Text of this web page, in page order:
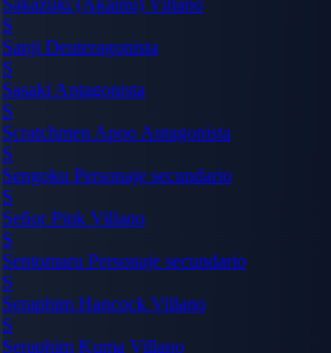
S
Sanji Deuteragonista
S
Sasaki Antagonista
S
Scratchmen Apoo Antagonista
S
Sengoku Personaje secundario
S
Señor Pink Villano
S
Sentomaru Personaje secundario
S
Seraphim Hancock Villano
S
Seraphim Kuma Villano